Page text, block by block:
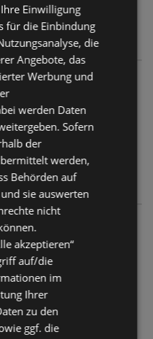
Einwilligung
für die Einbindung
die
Angebote, das
Werbung und
werden Daten
Sofern
der
werden,
Behörden auf
sie auswerten
nicht
akzeptieren“
auf/die
im
Ihrer
zu den
ggf. die